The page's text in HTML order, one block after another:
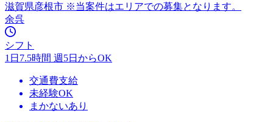
滋賀県彦根市 ※当案件はエリアでの募集となります。
余呉
シフト
1日7.5時間 週5日からOK
交通費支給
未経験OK
まかないあり